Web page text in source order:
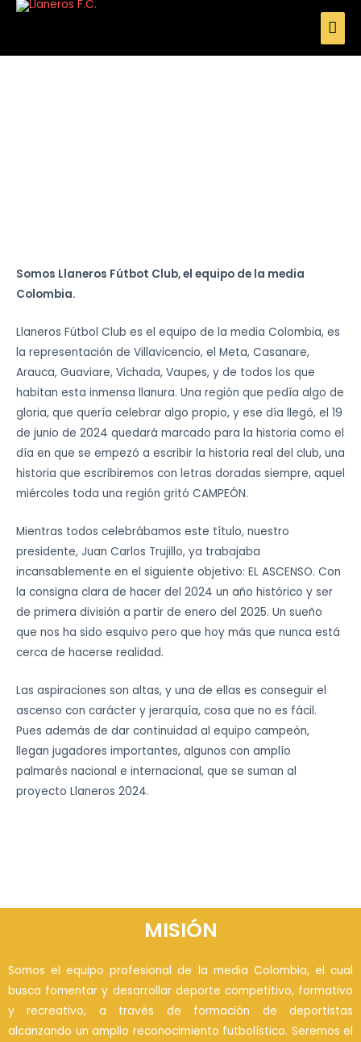
Somos Llaneros Fútbot Club, el equipo de la media
Colombia.
Llaneros Fútbol Club es el equipo de la media Colombia, es
la representación de Villavicencio, el Meta, Casanare,
Arauca, Guaviare, Vichada, Vaupes, y de todos los que
habitan esta inmensa llanura. Una región que pedía algo de
gloria, que quería celebrar algo propio, y ese día llegó, el 19
de junio de 2024 quedará marcado para la historia como el
día en que se empezó a escribir la historia real del club, una
historia que escribiremos con letras doradas siempre, aquel
miércoles toda una región gritó CAMPEÓN.
Mientras todos celebrábamos este título, nuestro
presidente, Juan Carlos Trujillo, ya trabajaba
incansablemente en el siguiente objetivo: EL ASCENSO. Con
la consigna clara de hacer del 2024 un año histórico y ser
de primera división a partir de enero del 2025. Un sueño
que nos ha sido esquivo pero que hoy más que nunca está
cerca de hacerse realidad.
Las aspiraciones son altas, y una de ellas es conseguir el
ascenso con carácter y jerarquía, cosa que no es fácil.
Pues además de dar continuidad al equipo campeón,
llegan jugadores importantes, algunos con amplío
palmarés nacional e internacional, que se suman al
proyecto Llaneros 2024.
MISIÓN
Somos el equipo profesional de la media Colombia, el cual
busca fomentar y desarrollar deporte competitivo, formativo
y recreativo, a través de formación de deportistas
alcanzando un amplio reconocimiento futbolístico. Seremos el